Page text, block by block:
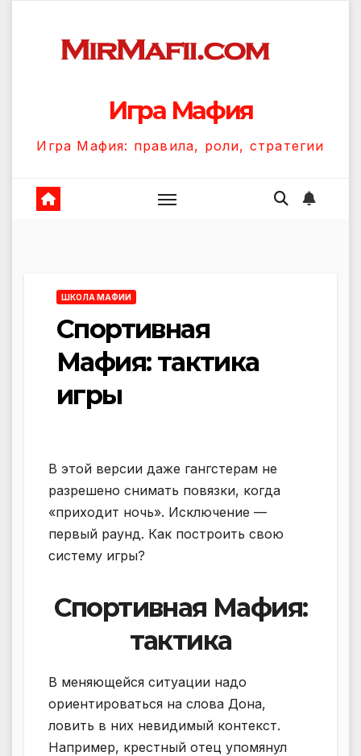
содержанию
Игра Мафия
Игра Мафия: правила, роли, стратегии
ШКОЛА МАФИИ
Спортивная
Мафия: тактика
игры
В этой версии даже гангстерам не
разрешено снимать повязки, когда
«приходит ночь». Исключение —
первый раунд. Как построить свою
систему игры?
Спортивная Мафия:
тактика
В меняющейся ситуации надо
ориентироваться на слова Дона,
ловить в них невидимый контекст.
Например, крестный отец упомянул